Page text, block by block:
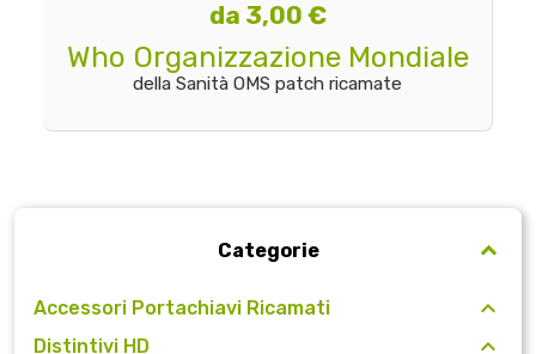
Categorie
Accessori Portachiavi Ricamati
Distintivi HD
da 3,00 €
Who Organizzazione Mondiale
della Sanità OMS patch ricamate